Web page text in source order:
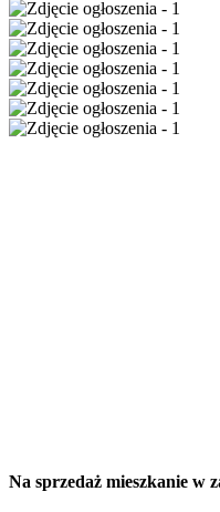
Na sprzedaż mieszkanie w